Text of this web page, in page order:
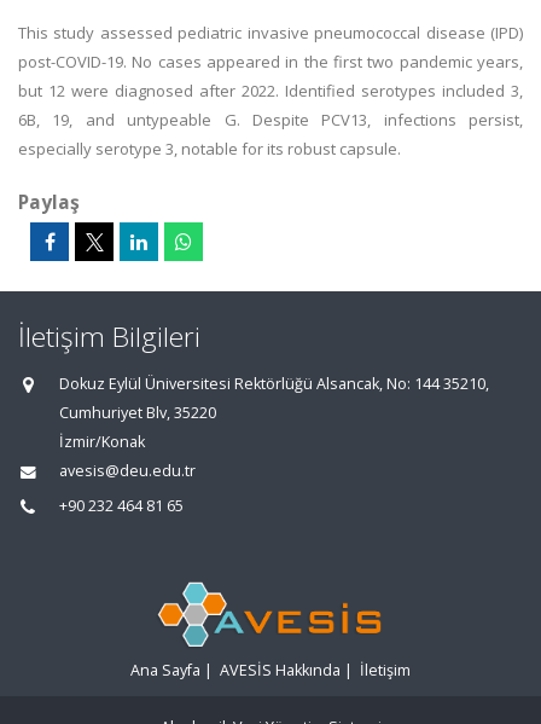
This study assessed pediatric invasive pneumococcal disease (IPD)
post-COVID-19. No cases appeared in the first two pandemic years,
but 12 were diagnosed after 2022. Identified serotypes included 3,
6B, 19, and untypeable G. Despite PCV13, infections persist,
especially serotype 3, notable for its robust capsule.
Paylaş
İletişim Bilgileri
Dokuz Eylül Üniversitesi Rektörlüğü Alsancak, No: 144 35210,
Cumhuriyet Blv, 35220
İzmir/Konak
avesis@deu.edu.tr
+90 232 464 81 65
Ana Sayfa | AVESİS Hakkında | İletişim